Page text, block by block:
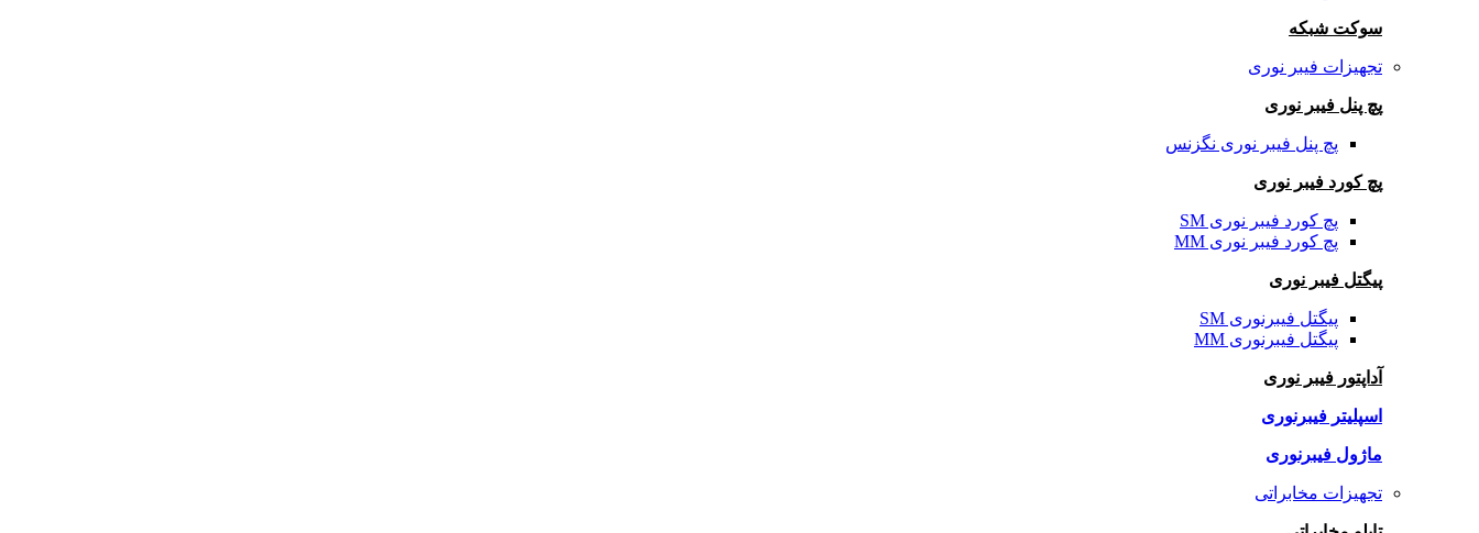
سوکت شبکه
تجهیزات فیبر نوری
پچ پنل فیبر نوری
پچ پنل فیبر نوری نگزنس
پچ کورد فیبر نوری
پچ کورد فیبر نوری SM
پچ کورد فیبر نوری MM
پیگتل فیبر نوری
پیگتل فیبرنوری SM
پیگتل فیبرنوری MM
آداپتور فیبر نوری
اسپلیتر فیبرنوری
ماژول فیبرنوری
تجهیزات مخابراتی